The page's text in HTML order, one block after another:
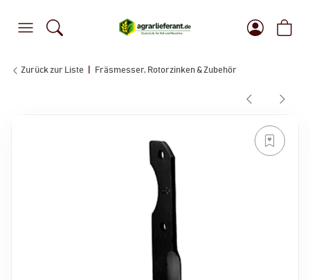
Zurück zur Liste Fräsmesser, Rotorzinken & Zubehör